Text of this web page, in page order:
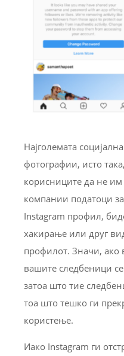
Најголемата
фотографии, исто
корисниците да не им
компании податоци
Instagram профил,
хакирање или друг
профилот. Значи, ако
вашите следбеници
затоа што тие
тоа што тешко ги
користење.
Иако Instagram ги